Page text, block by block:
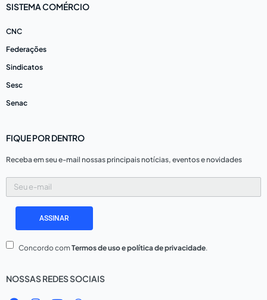
SISTEMA COMÉRCIO
CNC
Federações
Sindicatos
Sesc
Senac
FIQUE POR DENTRO
Receba em seu e-mail nossas principais notícias, eventos e novidades
Seu
e-
ASSINAR
Concordo com Termos de uso e política de privacidade.
NOSSAS REDES SOCIAIS